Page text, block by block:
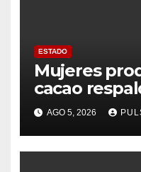
ESTADO
Mujeres
cacao
Alfonso
rumbo a la
Estatal de
AGO 5, 2026